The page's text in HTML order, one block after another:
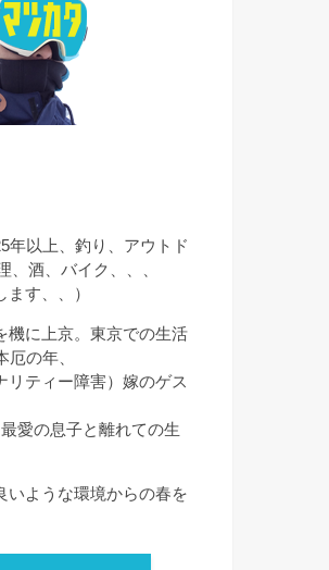
年以上、釣り、アウトド
、酒、バイク、、、
ます、、）
機に上京。東京での生活
厄の年、
リティー障害）嫁のゲス
愛の息子と離れての生
いような環境からの春を